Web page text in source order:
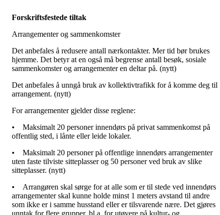
Forskriftsfestede tiltak
Arrangementer og sammenkomster
Det anbefales å redusere antall nærkontakter. Mer tid bør brukes
hjemme. Det betyr at en også må begrense antall besøk, sosiale
sammenkomster og arrangementer en deltar på. (nytt)
Det anbefales å unngå bruk av kollektivtrafikk for å komme deg til
arrangement. (nytt)
For arrangementer gjelder disse reglene:
•
Maksimalt 20 personer innendørs på privat sammenkomst på
offentlig sted, i lånte eller leide lokaler.
•
Maksimalt 20 personer på offentlige innendørs arrangementer
uten faste tilviste sitteplasser og 50 personer ved bruk av slike
sitteplasser. (nytt)
•
Arrangøren skal sørge for at alle som er til stede ved innendørs
arrangementer skal kunne holde minst 1 meters avstand til andre
som ikke er i samme husstand eller er tilsvarende nære. Det gjøres
unntak for flere grupper, bl.a. for utøvere på kultur- og